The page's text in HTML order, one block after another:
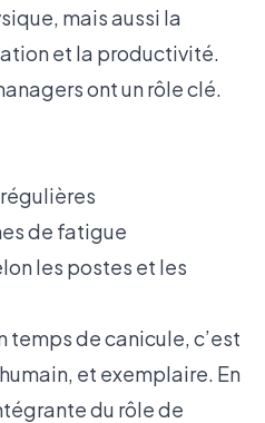
mais aussi la
et la productivité.
ont un rôle clé.
de fatigue
les postes et les
temps de canicule, c’est
et exemplaire. En
du rôle de